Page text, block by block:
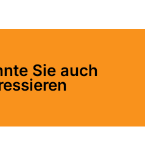
Sie auch